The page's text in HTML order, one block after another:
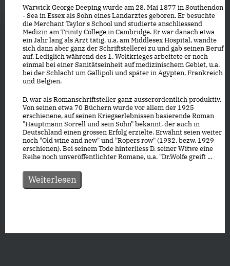
Warwick George Deeping wurde am 28. Mai 1877 in Southendon
- Sea in Essex als Sohn eines Landarztes geboren. Er besuchte
die Merchant Taylor's School und studierte anschliessend
Medizin am Trinity College in Cambridge. Er war danach etwa
ein Jahr lang als Arzt tätig, u.a. am Middlesex Hospital, wandte
sich dann aber ganz der Schriftstellerei zu und gab seinen Beruf
auf. Lediglich während des 1. Weltkrieges arbeitete er noch
einmal bei einer Sanitätseinheit auf medizinischem Gebiet, u.a.
bei der Schlacht um Gallipoli und später in Ägypten, Frankreich
und Belgien.
D. war als Romanschriftsteller ganz ausserordentlich produktiv.
Von seinen etwa 70 Büchern wurde vor allem der 1925
erschienene, auf seinen Kriegserlebnissen basierende Roman
"Hauptmann Sorrell und sein Sohn" bekannt, der auch in
Deutschland einen grossen Erfolg erzielte. Erwähnt seien weiter
noch "Old wine and new" und "Ropers row" (1932, bezw. 1929
erschienen). Bei seinem Tode hinterliess D. seiner Witwe eine
Reihe noch unveröffentlichter Romane, u.a. "Dr.Wolfe greift ...
Weiterlesen